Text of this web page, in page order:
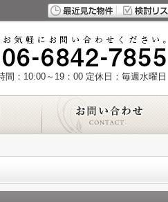
間：10:00～19：00 定休日：毎週水曜日